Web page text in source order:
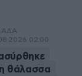
02:00
θάλασσα